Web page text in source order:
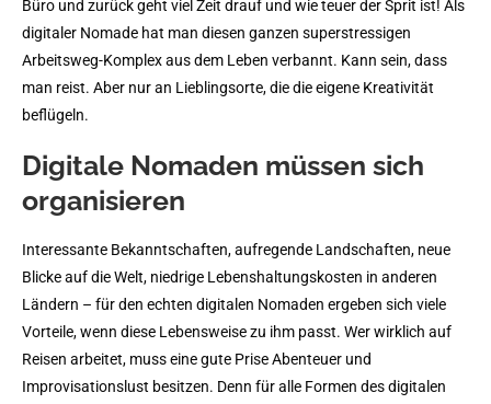
Büro und zurück geht viel Zeit drauf und wie teuer der Sprit ist! Als
digitaler Nomade hat man diesen ganzen superstressigen
Arbeitsweg-Komplex aus dem Leben verbannt. Kann sein, dass
man reist. Aber nur an Lieblingsorte, die die eigene Kreativität
beflügeln.
Digitale Nomaden müssen sich
organisieren
Interessante Bekanntschaften, aufregende Landschaften, neue
Blicke auf die Welt, niedrige Lebenshaltungskosten in anderen
Ländern – für den echten digitalen Nomaden ergeben sich viele
Vorteile, wenn diese Lebensweise zu ihm passt. Wer wirklich auf
Reisen arbeitet, muss eine gute Prise Abenteuer und
Improvisationslust besitzen. Denn für alle Formen des digitalen